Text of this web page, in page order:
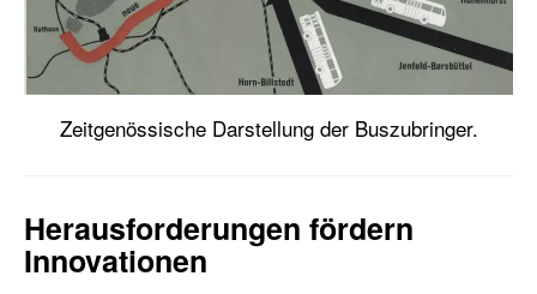
Zeitgenössische Darstellung der Buszubringer.
Herausforderungen fördern
Innovationen